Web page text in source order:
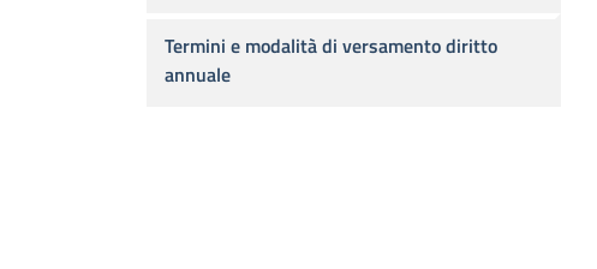
Termini e modalità di versamento diritto
annuale